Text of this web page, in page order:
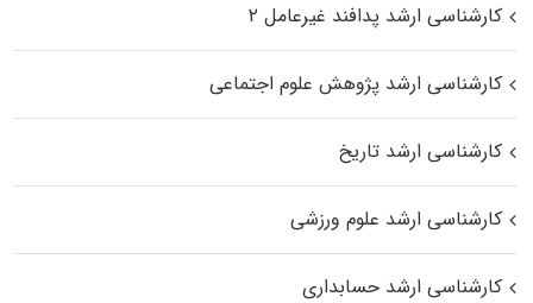
کارشناسی ارشد پدافند غیرعامل ۲
کارشناسی ارشد پژوهش علوم اجتماعی
کارشناسی ارشد تاریخ
کارشناسی ارشد علوم ورزشی
کارشناسی ارشد حسابداری